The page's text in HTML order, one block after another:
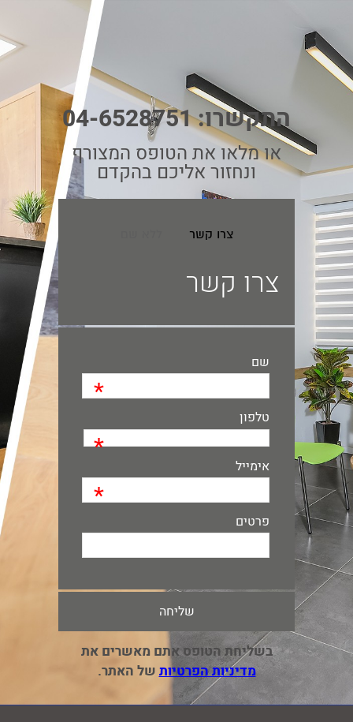
התקשרו:04-6528751
או מלאו את הטופס המצורף
ונחזור אליכם בהקדם
צרו קשר
צרו קשר
שם
*
טלפון
*
אימייל
*
פרטים
בשליחת הטופס אתם מאשרים את
מדיניות הפרטיותשל האתר.